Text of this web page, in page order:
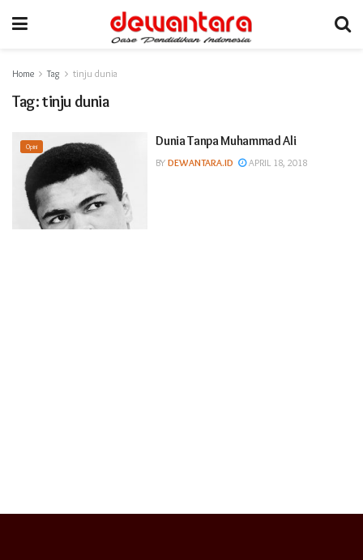
Home Tag tinju dunia
Tag:tinju dunia
Opini Dunia Tanpa Muhammad Ali
BY DEWANTARA.ID APRIL 18, 2018